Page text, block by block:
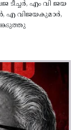
എം വി ജയ
എ വിജയകുമാർ,